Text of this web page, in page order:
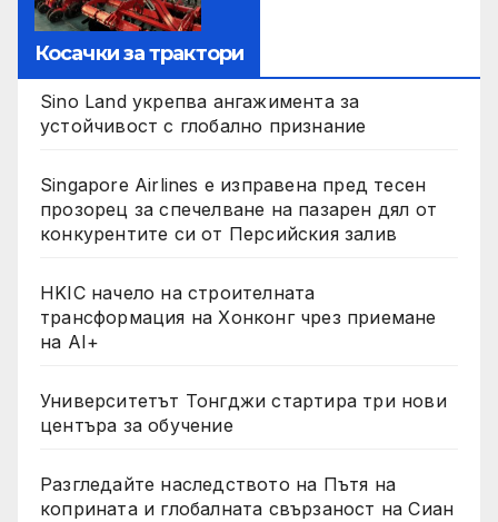
Косачки за трактори
Sino Land укрепва ангажимента за
устойчивост с глобално признание
Singapore Airlines е изправена пред тесен
прозорец за спечелване на пазарен дял от
конкурентите си от Персийския залив
HKIC начело на строителната
трансформация на Хонконг чрез приемане
на AI+
Университетът Тонгджи стартира три нови
центъра за обучение
Разгледайте наследството на Пътя на
коприната и глобалната свързаност на Сиан